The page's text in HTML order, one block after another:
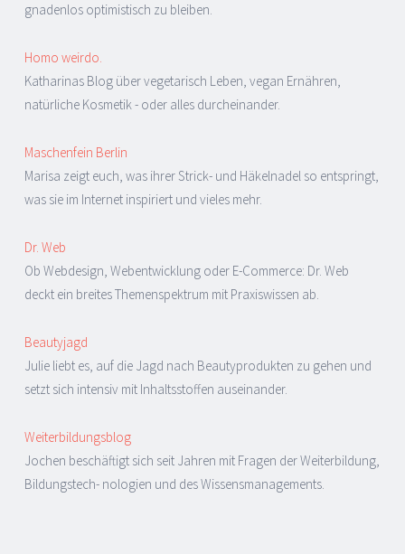
gnadenlos optimistisch zu bleiben.
Homo weirdo.
Katharinas Blog über vegetarisch Leben, vegan Ernähren,
natürliche Kosmetik - oder alles durcheinander.
Maschenfein Berlin
Marisa zeigt euch, was ihrer Strick- und Häkelnadel so entspringt,
was sie im Internet inspiriert und vieles mehr.
Dr. Web
Ob Webdesign, Webentwicklung oder E-Commerce: Dr. Web
deckt ein breites Themenspektrum mit Praxiswissen ab.
Beautyjagd
Julie liebt es, auf die Jagd nach Beautyprodukten zu gehen und
setzt sich intensiv mit Inhaltsstoffen auseinander.
Weiterbildungsblog
Jochen beschäftigt sich seit Jahren mit Fragen der Weiterbildung,
Bildungstech- nologien und des Wissensmanagements.